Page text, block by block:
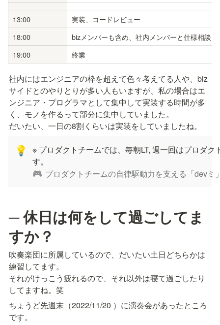
13:00
実装、コードレビュー
18:00
bizメンバーも含め、社内メンバーと仕様相談
19:00
終業
社内にはエンジニアの枠を超えて色々考えてる人や、biz
サイドとのやりとりが多い人もいますが、私の場合はエ
ンジニア・プログラマとして集中して実装する時間が多
く、モノを作るって部分に集中していました。
だいたい、一日の8割くらいは実装をしていましたね。
💡
※ プロダクトチームでは、毎朝LT, 週一回はプロダク
🎮 プロダクトチームの自律駆動力を支える「devミ
─ 休日は何をして過ごしてま
すか？
吹奏楽団に所属しているので、だいたい土日どちらかは
練習してます。
それがけっこう疲れるので、それ以外は寝て過ごしたり
してますね。笑
ちょうど先週末（2022/11/20 ）に演奏会があったところ
です。